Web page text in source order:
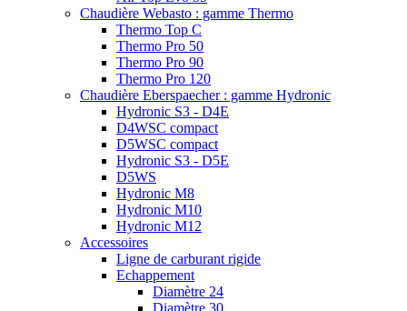
Chaudière Webasto : gamme Thermo
Thermo Top C
Thermo Pro 50
Thermo Pro 90
Thermo Pro 120
Chaudière Eberspaecher : gamme Hydronic
Hydronic S3 - D4E
D4WSC compact
D5WSC compact
Hydronic S3 - D5E
D5WS
Hydronic M8
Hydronic M10
Hydronic M12
Accessoires
Ligne de carburant rigide
Echappement
Diamètre 24
Diamètre 30